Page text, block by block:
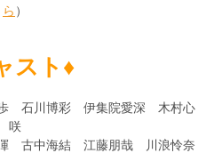
ら ）
スト♦
石川博彩 伊集院愛深 木村心
咲
古中海結 江藤朋哉 川浪怜奈